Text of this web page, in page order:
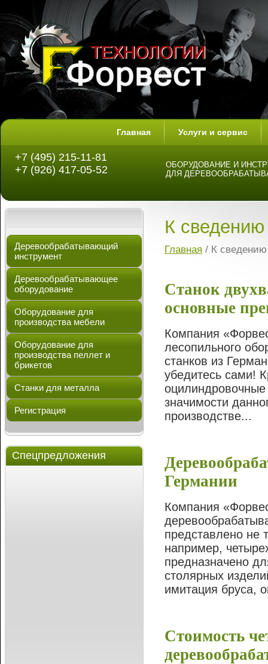
ОБОРУДОВАНИЕ И
ДЛЯ
+7 (495) 215-11-81
+7 (926) 417-05-52
Главная Услуги и сервис
Деревообрабатывающий
инструмент
Деревообрабатывающее
оборудование
Оборудование для
производства мебели
Оборудование для
производства пеллет и
брикетов
Станки для металла
Регистрация
Спецпредложения
К сведению
Главная / К сведению
Станок
основные
Компания
лесопильного
станков из
убедитесь сами!
значимости
производстве...
Германии
Компания
представлено не
например,
предназначено
столярных
имитация бруса,
Стоимость